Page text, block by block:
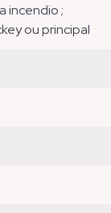
ou principal